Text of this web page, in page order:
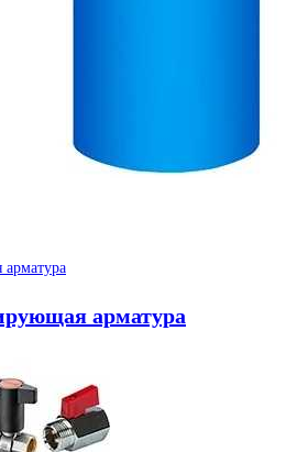
арматура